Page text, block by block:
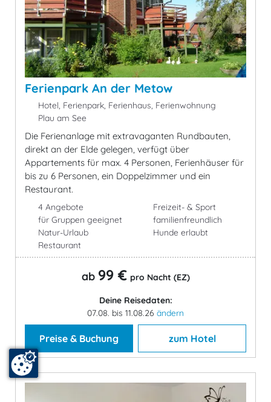
Ferienpark An der Metow
Hotel, Ferienpark, Ferienhaus, Ferienwohnung
Plau am See
Die Ferienanlage mit extravaganten Rundbauten,
direkt an der Elde gelegen, verfügt über
Appartements für max. 4 Personen, Ferienhäuser für
bis zu 6 Personen, ein Doppelzimmer und ein
Restaurant.
4 Angebote
für Gruppen geeignet
Natur-Urlaub
Restaurant
Freizeit- & Sport
familienfreundlich
Hunde erlaubt
ab 99 € pro Nacht (EZ)
Deine Reisedaten:
07.08. bis 11.08.26 ändern
Preise & Buchung zum Hotel